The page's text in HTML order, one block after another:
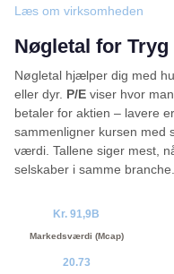
Læs om virksomheden
Nøgletal for Tryg
Nøgletal hjælper dig med
eller dyr. P/E viser hvor
betaler for aktien – lavere
sammenligner kursen med
værdi. Tallene siger mest,
selskaber i samme branche.
Kr. 91,9B
Markedsværdi (Mcap)
20.73